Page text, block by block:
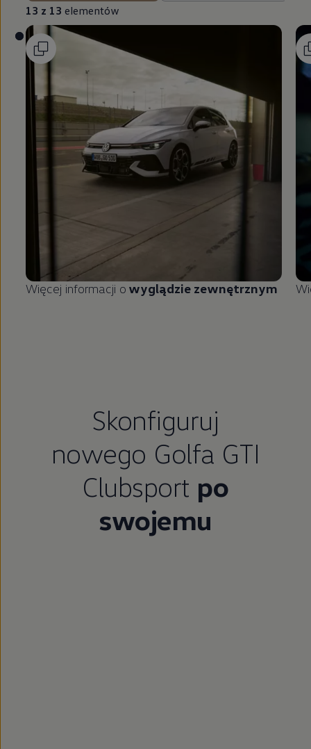
13 z 13 elementów
Więcej informacji o wyglądzie zewnętrznym
Skonfiguruj
nowego Golfa GTI
Clubsport po
swojemu